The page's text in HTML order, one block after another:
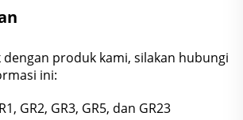
dengan produk kami, silakan hubungi
ini:
GR2, GR3, GR5, dan GR23